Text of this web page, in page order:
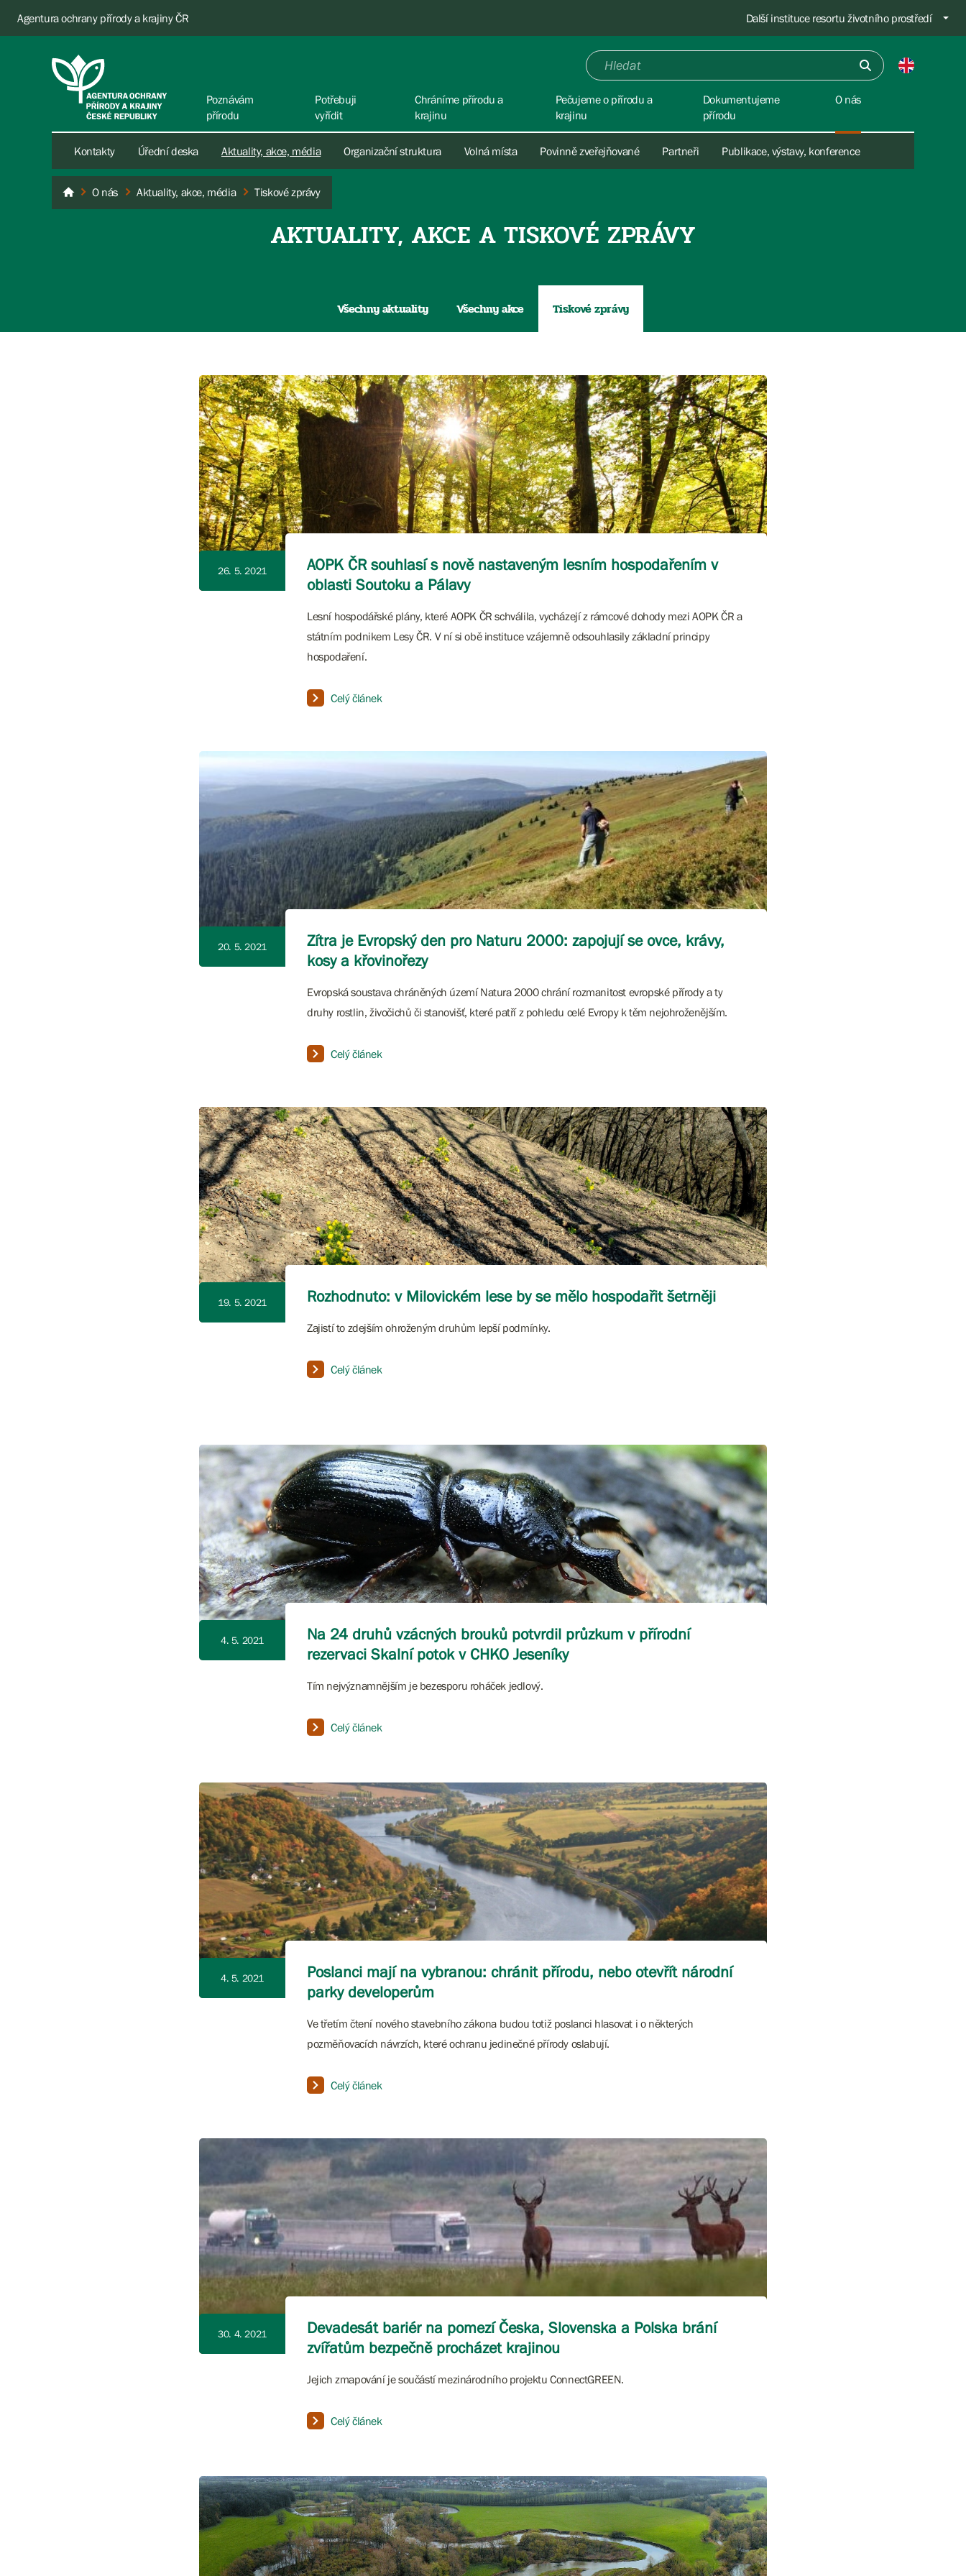
Agentura ochrany přírody a krajiny ČR Další instituce resortu životního prostředí
Poznávám
přírodu
Potřebuji
vyřídit
Chráníme přírodu a
krajinu
Pečujeme o přírodu a
krajinu
Dokumentujeme
přírodu
O nás
Kontakty Úřední deska Aktuality, akce, média Organizační struktura Volná místa Povinně zveřejňované Partneři Publikace, výstavy, konference
AOPK ČR
O nás Aktuality, akce, média Tiskové zprávy
AKTUALITY, AKCE A TISKOVÉ ZPRÁVY
Všechny aktuality Všechny akce Tiskové zprávy
26. 5. 2021
AOPK ČR souhlasí s nově nastaveným lesním hospodařením v
oblasti Soutoku a Pálavy
Lesní hospodářské plány, které AOPK ČR schválila, vycházejí z rámcové dohody mezi AOPK ČR a
státním podnikem Lesy ČR. V ní si obě instituce vzájemně odsouhlasily základní principy
hospodaření.
Celý článek
20. 5. 2021
Zítra je Evropský den pro Naturu 2000: zapojují se ovce, krávy,
kosy a křovinořezy
Evropská soustava chráněných území Natura 2000 chrání rozmanitost evropské přírody a ty
druhy rostlin, živočichů či stanovišť, které patří z pohledu celé Evropy k těm nejohroženějším.
Celý článek
19. 5. 2021 Rozhodnuto: v Milovickém lese by se mělo hospodařit šetrněji
Zajistí to zdejším ohroženým druhům lepší podmínky.
Celý článek
4. 5. 2021
Na 24 druhů vzácných brouků potvrdil průzkum v přírodní
rezervaci Skalní potok v CHKO Jeseníky
Tím nejvýznamnějším je bezesporu roháček jedlový.
Celý článek
4. 5. 2021
Poslanci mají na vybranou: chránit přírodu, nebo otevřít národní
parky developerům
Ve třetím čtení nového stavebního zákona budou totiž poslanci hlasovat i o některých
pozměňovacích návrzích, které ochranu jedinečné přírody oslabují.
Celý článek
30. 4. 2021
Devadesát bariér na pomezí Česka, Slovenska a Polska brání
zvířatům bezpečně procházet krajinou
Jejich zmapování je součástí mezinárodního projektu ConnectGREEN.
Celý článek